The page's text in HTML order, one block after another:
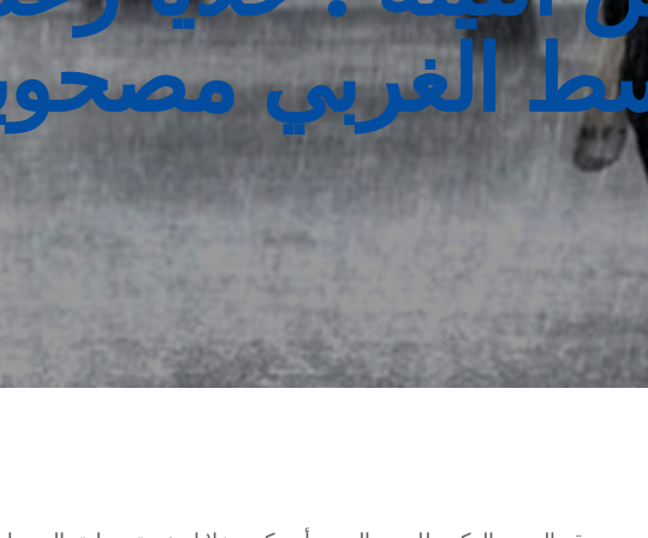
الغربي